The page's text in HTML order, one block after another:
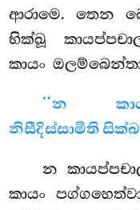
ආරාමෙ. තෙන
භික්ඛූ
කායං
‘‘න
නිසීදිස්සාමීති
න
කායං